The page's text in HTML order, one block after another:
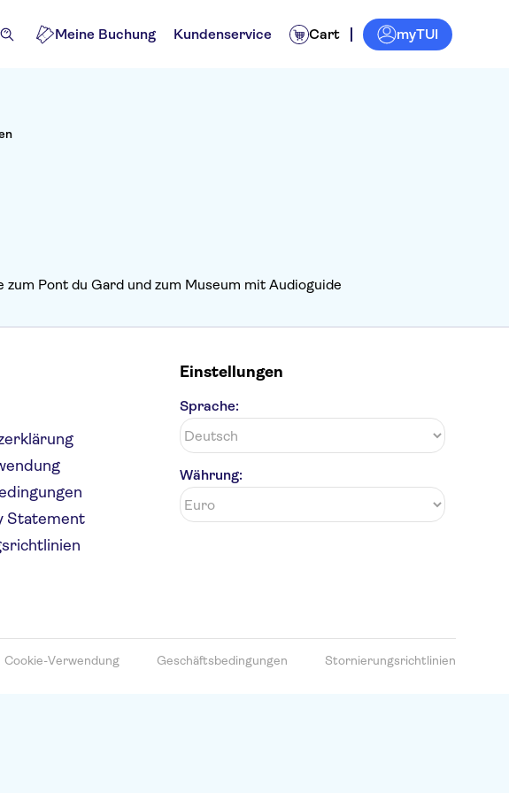
Meine Buchung Kundenservice Cart myTUI
Pont du Gard und zum Museum mit Audioguide
Statement
Einstellungen
Sprache:
Währung:
Cookie-Verwendung Geschäftsbedingungen Stornierungsrichtlinien